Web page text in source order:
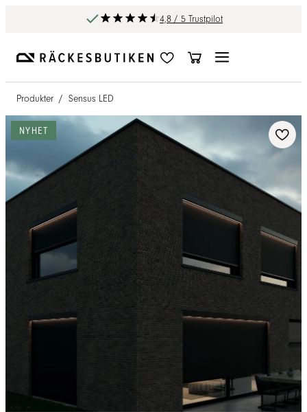
4,8 / 5 Trustpilot
Produkter / Sensus LED
NYHET